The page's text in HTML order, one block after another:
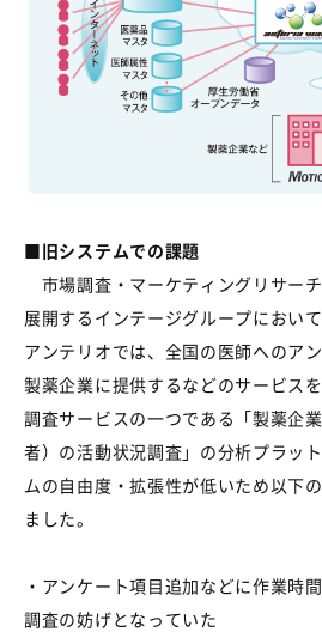
■旧システムでの課題
市場調査・マーケティングリサー
展開するインテージグループにおい
アンテリオでは、全国の医師へのア
製薬企業に提供するなどのサービス
調査サービスの一つである「製薬企
者）の活動状況調査」の分析プラッ
ムの自由度・拡張性が低いため以下
ました。
・アンケート項目追加などに作業時
調査の妨げとなっていた